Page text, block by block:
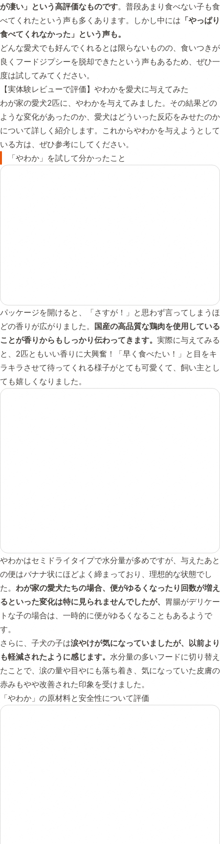
が凄い」という高評価なものです。普段あまり食べない子も食
べてくれたという声も多くあります。しかし中には 「やっぱり
食べてくれなかった」という声も。
どんな愛犬でも好んでくれるとは限らないものの、食いつきが
良くフードジプシーを脱却できたという声もあるため、ぜひ一
度は試してみてください。
【実体験レビューで評価】やわかを愛犬に与えてみた
わが家の愛犬2匹に、やわかを与えてみました。その結果どの
ような変化があったのか、愛犬はどういった反応をみせたのか
について詳しく紹介します。これからやわかを与えようとして
いる方は、ぜひ参考にしてください。
「やわか」を試して分かったこと
パッケージを開けると、「さすが！」と思わず言ってしまうほ
どの香りが広がりました。 国産の高品質な鶏肉を使用している
ことが香りからもしっかり伝わってきます。 実際に与えてみる
と、2匹ともいい香りに大興奮！「早く食べたい！」と目をキ
ラキラさせて待ってくれる様子がとても可愛くて、飼い主とし
ても嬉しくなりました。
やわかはセミドライタイプで水分量が多めですが、与えたあと
の便はバナナ状にほどよく締まっており、理想的な状態でし
た。 わが家の愛犬たちの場合、便がゆるくなったり回数が増え
るといった変化は特に見られませんでしたが、 胃腸がデリケー
トな子の場合は、一時的に便がゆるくなることもあるようで
す。
さらに、子犬の子は涙やけが気になっていましたが、以前より
も軽減されたように感じます。 水分量の多いフードに切り替え
たことで、涙の量や目やにも落ち着き、気になっていた皮膚の
赤みもやや改善された印象を受けました。
「やわか」の原材料と安全性について評価